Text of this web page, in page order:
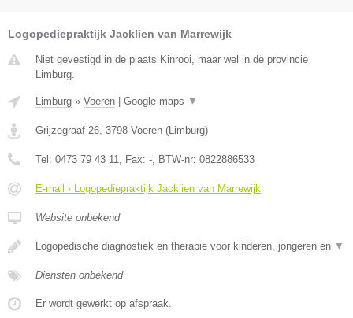
Logopediepraktijk Jacklien van Marrewijk
Niet gevestigd in de plaats Kinrooi, maar wel in de provincie
Limburg.
Limburg » Voeren Google maps ▼
Grijzegraaf 26, 3798 Voeren (Limburg)
Tel: 0473 79 43 11, Fax: -, BTW-nr: 0822886533
E-mail › Logopediepraktijk Jacklien van Marrewijk
Website onbekend
Logopedische diagnostiek en therapie voor kinderen, jongeren en ▼
Diensten onbekend
Er wordt gewerkt op afspraak.